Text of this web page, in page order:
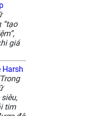
“tạo
giá
Harsh
tim